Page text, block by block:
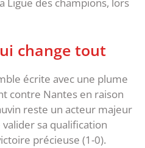
change tout
écrite avec une plume
contre Nantes en raison
reste un acteur majeur
sa qualification
précieuse (1-0).